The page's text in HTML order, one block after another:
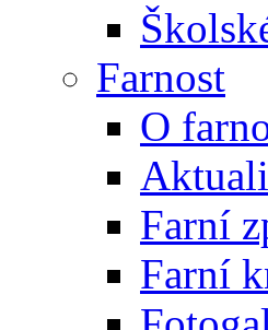
Farnost
O
Farní
Farní